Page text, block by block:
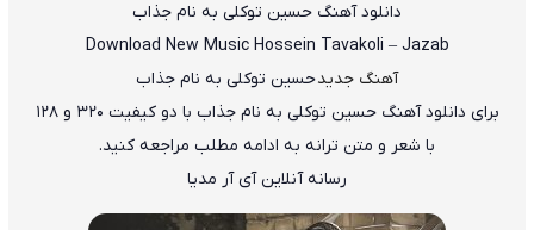
دانلود آهنگ حسین توکلی به نام جذاب
Download New Music Hossein Tavakoli – Jazab
آهنگ جدیدحسین توکلی به نام جذاب
برای دانلودآهنگ حسین توکلی به نام جذاب
با دو کیفیت ۳۲۰ و ۱۲۸
با شعر و متن ترانه به ادامه مطلب مراجعه کنید.
رسانه آنلاین آی آر مدیا